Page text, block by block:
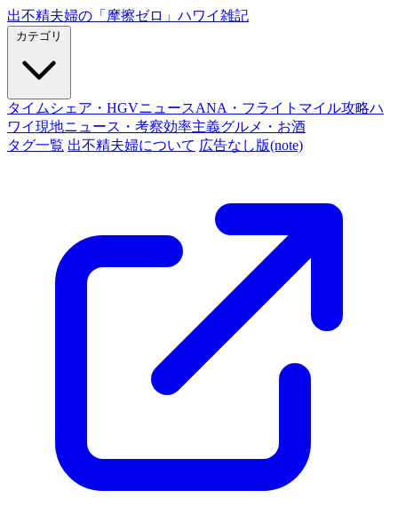
出不精夫婦の 「摩擦ゼロ」 ハワイ雑記
タイムシェア・HGVニュースANA・フライトマイル攻略ハ
ワイ現地ニュース・考察効率主義グルメ・お酒
タグ一覧 出不精夫婦について 広告なし版(note)